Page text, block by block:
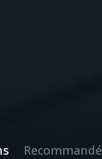
Recommandé